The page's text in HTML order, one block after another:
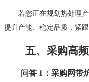
若您正在规划热处理
提升产能、稳定品质，紧
五、采购高
问答 1：采购网带